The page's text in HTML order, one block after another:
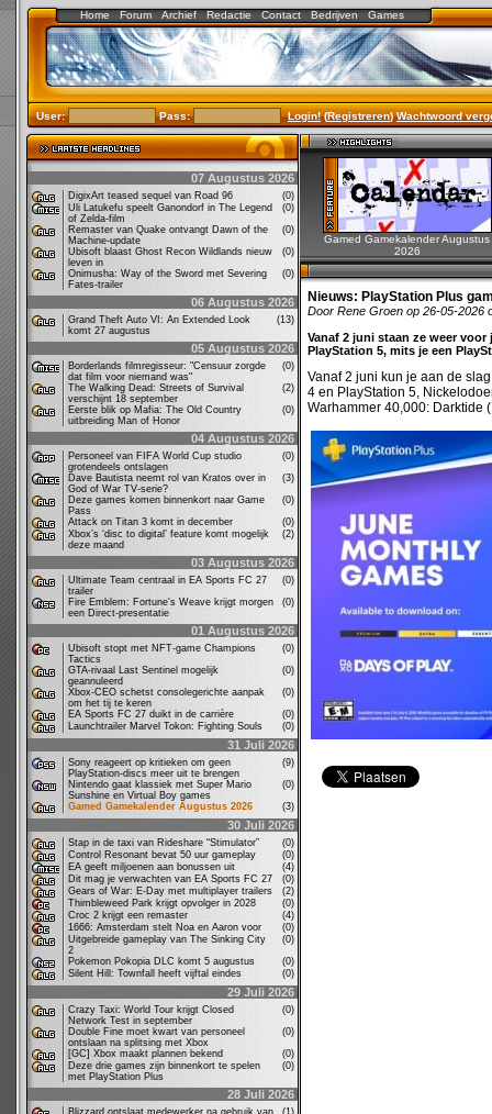
Home Forum Archief Redactie Contact Bedrijven Games
User: Pass: Login!(Registreren)Wachtwoord
07 Augustus 2026
DigixArt teased sequel van Road 96
(0)
Uli Latukefu speelt Ganondorf in The Legend
of Zelda-film
(0)
Remaster van Quake ontvangt Dawn of the
Machine-update
(0)
Ubisoft blaast Ghost Recon Wildlands nieuw
leven in
(0)
Onimusha: Way of the Sword met Severing
Fates-trailer
(0)
06 Augustus 2026
Grand Theft Auto VI: An Extended Look
komt 27 augustus
(13)
05 Augustus 2026
Borderlands filmregisseur: "Censuur zorgde
dat film voor niemand was"
(0)
The Walking Dead: Streets of Survival
verschijnt 18 september
(2)
Eerste blik op Mafia: The Old Country
uitbreiding Man of Honor
(0)
04 Augustus 2026
Personeel van FIFA World Cup studio
grotendeels ontslagen
(0)
Dave Bautista neemt rol van Kratos over in
God of War TV-serie?
(3)
Deze games komen binnenkort naar Game
Pass
(0)
Attack on Titan 3 komt in december
(0)
Xbox’s ‘disc to digital’ feature komt mogelijk
deze maand
(2)
03 Augustus 2026
Ultimate Team centraal in EA Sports FC 27
trailer
(0)
Fire Emblem: Fortune's Weave krijgt morgen
een Direct-presentatie
(0)
01 Augustus 2026
Ubisoft stopt met NFT-game Champions
Tactics
(0)
GTA-rivaal Last Sentinel mogelijk
geannuleerd
(0)
Xbox-CEO schetst consolegerichte aanpak
om het tij te keren
(0)
EA Sports FC 27 duikt in de carrière
(0)
Launchtrailer Marvel Tokon: Fighting Souls
(0)
31 Juli 2026
Sony reageert op kritieken om geen
PlayStation-discs meer uit te brengen
(9)
Nintendo gaat klassiek met Super Mario
Sunshine en Virtual Boy games
(0)
Gamed Gamekalender Augustus 2026
(3)
30 Juli 2026
Stap in de taxi van Rideshare “Stimulator”
(0)
Control Resonant bevat 50 uur gameplay
(0)
EA geeft miljoenen aan bonussen uit
(4)
Dit mag je verwachten van EA Sports FC 27
(0)
Gears of War: E-Day met multiplayer trailers
(2)
Thimbleweed Park krijgt opvolger in 2028
(0)
Croc 2 krijgt een remaster
(4)
1666: Amsterdam stelt Noa en Aaron voor
(0)
Uitgebreide gameplay van The Sinking City
2
(0)
Pokemon Pokopia DLC komt 5 augustus
(0)
Silent Hill: Townfall heeft vijftal eindes
(0)
29 Juli 2026
Crazy Taxi: World Tour krijgt Closed
Network Test in september
(0)
Double Fine moet kwart van personeel
ontslaan na splitsing met Xbox
(0)
[GC] Xbox maakt plannen bekend
(0)
Deze drie games zijn binnenkort te spelen
met PlayStation Plus
(0)
28 Juli 2026
Blizzard ontslaat medewerker na gebruik van
(1)
Gamed Gamekalender Augustus
2026
Nieuws: PlayStation Plus
Door Rene Groen op 26-05-2026
Vanaf 2 juni staan ze weer
PlayStation 5, mits je een
Vanaf 2 juni kun je aan de
4 en PlayStation 5,
Warhammer 40,000: Darktide